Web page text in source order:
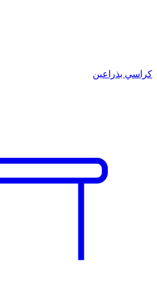
كراسي بذراعين